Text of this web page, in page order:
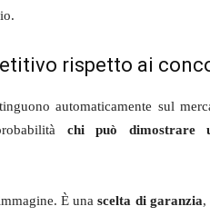
rispetto ai
automaticamente sul
chi può dimostrare
È unascelta di garanzia,